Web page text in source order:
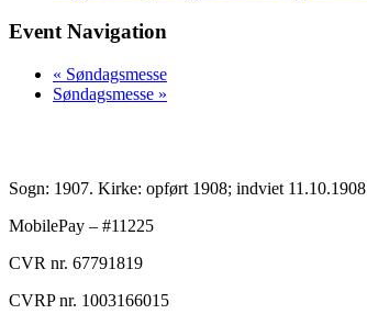
Event Navigation
« Søndagsmesse
Søndagsmesse »
Sogn: 1907. Kirke: opført 1908; indviet 11.10.1908
MobilePay – #11225
CVR nr. 67791819
CVRP nr. 1003166015